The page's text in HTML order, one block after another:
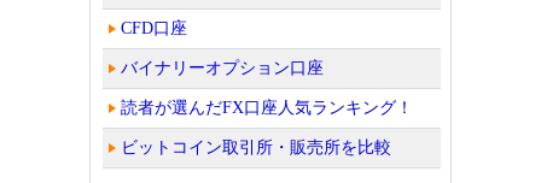
CFD口座
バイナリーオプション口座
読者が選んだFX口座人気ランキング！
ビットコイン取引所・販売所を比較